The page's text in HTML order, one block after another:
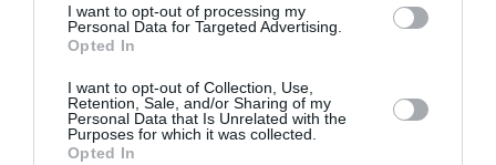
I want to opt-out of processing my
Personal Data for Targeted Advertising.
Opted In
I want to opt-out of Collection, Use,
Retention, Sale, and/or Sharing of my
Personal Data that Is Unrelated with the
Purposes for which it was collected.
Opted In